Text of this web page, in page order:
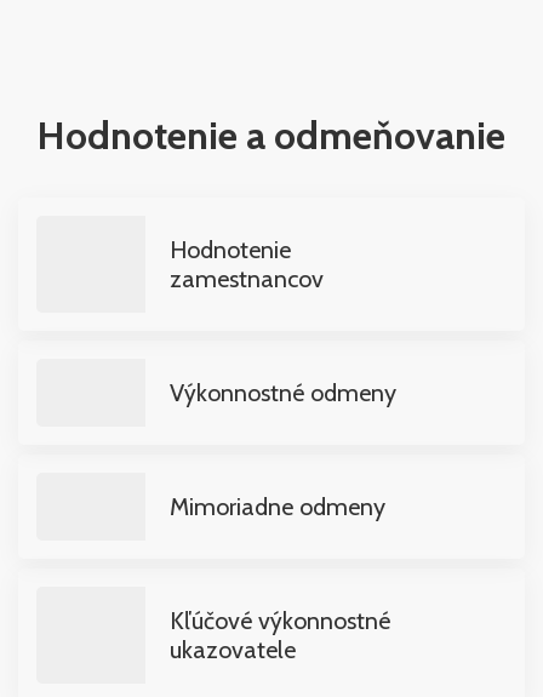
Hodnotenie a odmeňovanie
Hodnotenie
zamestnancov
Výkonnostné odmeny
Mimoriadne odmeny
Kľúčové výkonnostné
ukazovatele